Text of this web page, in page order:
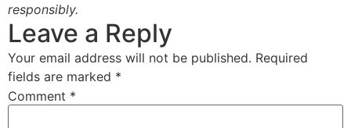
responsibly.
Leave a Reply
Your email address will not be published. Required
fields are marked *
Comment *